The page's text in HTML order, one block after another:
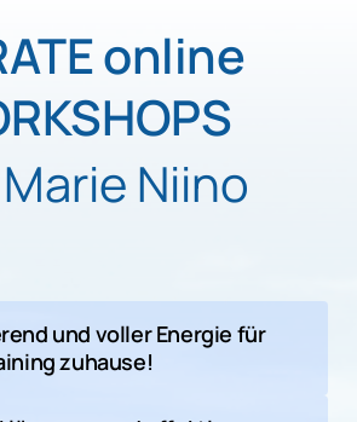
online
Niino
und voller Energie für
zuhause!